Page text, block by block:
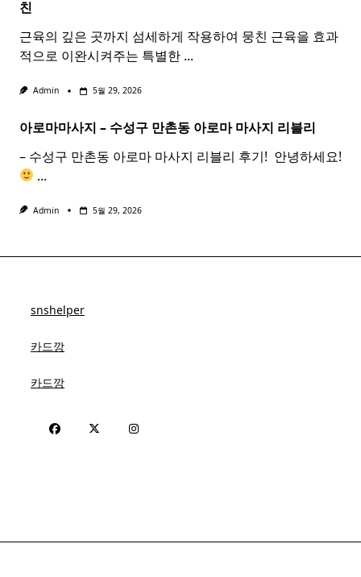
친
근육의 깊은 곳까지 섬세하게 작용하여 뭉친 근육을 효과
적으로 이완시켜주는 특별한 ...
Admin 5월 29, 2026
아로마마사지 – 수성구 만촌동 아로마 마사지 리블리
– 수성구 만촌동 아로마 마사지 리블리 후기! ​ 안녕하세요!
...
Admin 5월 29, 2026
snshelper
카드깡
카드깡